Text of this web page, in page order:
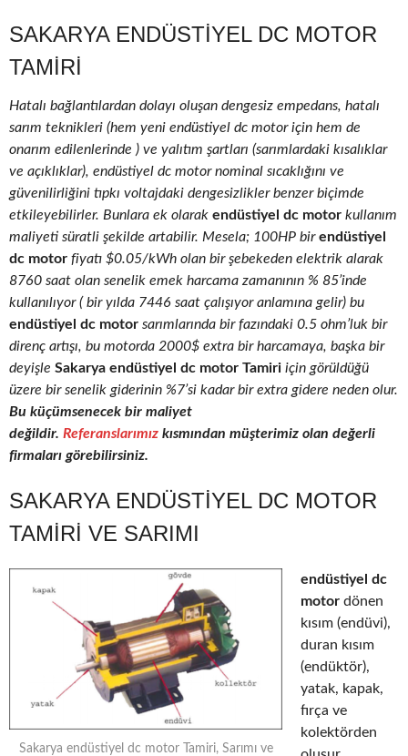
SAKARYA ENDÜSTIYEL DC MOTOR
TAMIRI
Hatalı bağlantılardan dolayı oluşan dengesiz empedans, hatalı
sarım teknikleri (hem yeni endüstiyel dc motor için hem de
onarım edilenlerinde ) ve yalıtım şartları (sarımlardaki kısalıklar
ve açıklıklar), endüstiyel dc motor nominal sıcaklığını ve
güvenilirliğini tıpkı voltajdaki dengesizlikler benzer biçimde
etkileyebilirler. Bunlara ek olarak endüstiyel dc motor kullanım
maliyeti süratli şekilde artabilir. Mesela; 100HP birendüstiyel
dc motor fiyatı $0.05/kWh olan bir şebekeden elektrik alarak
8760 saat olan senelik emek harcama zamanının % 85’inde
kullanılıyor ( bir yılda 7446 saat çalışıyor anlamına gelir) bu
endüstiyel dc motor sarımlarında bir fazındaki 0.5 ohm’luk bir
direnç artışı, bu motorda 2000$ extra bir harcamaya, başka bir
deyişle Sakarya endüstiyel dc motor Tamiri için görüldüğü
üzere bir senelik giderinin %7’si kadar bir extra gidere neden olur.
Bu küçümsenecek bir maliyet
değildir. Referanslarımız kısmından müşterimiz olan değerli
firmaları görebilirsiniz.
SAKARYA ENDÜSTIYEL DC MOTOR
TAMIRI VE SARIMI
Sakarya endüstiyel dc motor Tamiri, Sarımı ve
endüstiyel dc
motor dönen
kısım (endüvi),
duran kısım
(endüktör),
yatak, kapak,
fırça ve
kolektörden